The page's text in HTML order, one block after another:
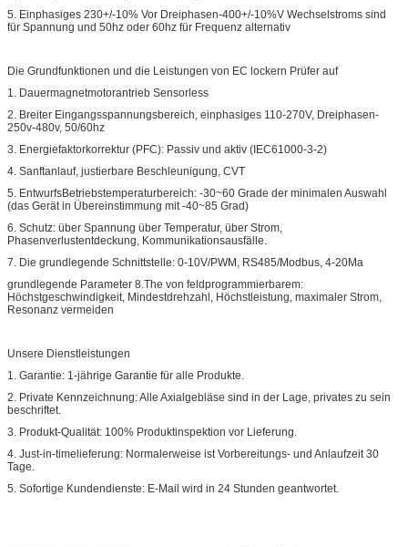
5. Einphasiges 230+/-10% Vor Dreiphasen-400+/-10%V Wechselstroms sind
für Spannung und 50hz oder 60hz für Frequenz alternativ
Die Grundfunktionen und die Leistungen von EC lockern Prüfer auf
1. Dauermagnetmotorantrieb Sensorless
2. Breiter Eingangsspannungsbereich, einphasiges 110-270V, Dreiphasen-
250v-480v, 50/60hz
3. Energiefaktorkorrektur (PFC): Passiv und aktiv (IEC61000-3-2)
4. Sanftanlauf, justierbare Beschleunigung, CVT
5. EntwurfsBetriebstemperaturbereich: -30~60 Grade der minimalen Auswahl
(das Gerät in Übereinstimmung mit -40~85 Grad)
6. Schutz: über Spannung über Temperatur, über Strom,
Phasenverlustentdeckung, Kommunikationsausfälle.
7. Die grundlegende Schnittstelle: 0-10V/PWM, RS485/Modbus, 4-20Ma
grundlegende Parameter 8.The von feldprogrammierbarem:
Höchstgeschwindigkeit, Mindestdrehzahl, Höchstleistung, maximaler Strom,
Resonanz vermeiden
Unsere Dienstleistungen
1. Garantie: 1-jährige Garantie für alle Produkte.
2. Private Kennzeichnung: Alle Axialgebläse sind in der Lage, privates zu sein
beschriftet.
3. Produkt-Qualität: 100% Produktinspektion vor Lieferung.
4. Just-in-timelieferung: Normalerweise ist Vorbereitungs- und Anlaufzeit 30
Tage.
5. Sofortige Kundendienste: E-Mail wird in 24 Stunden geantwortet.